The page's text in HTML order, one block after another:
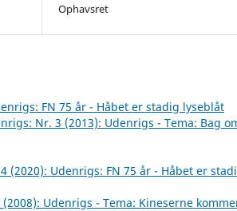
Ophavsret
FN 75 år - Håbet er stadig lyseblåt
Nr. 3 (2013): Udenrigs - Tema: Bag
(2020): Udenrigs: FN 75 år - Håbet er
Udenrigs - Tema: Kineserne